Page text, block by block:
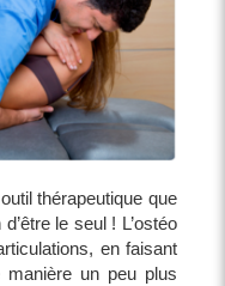
thérapeutique que
le seul ! L’ostéo
en faisant
un peu plus